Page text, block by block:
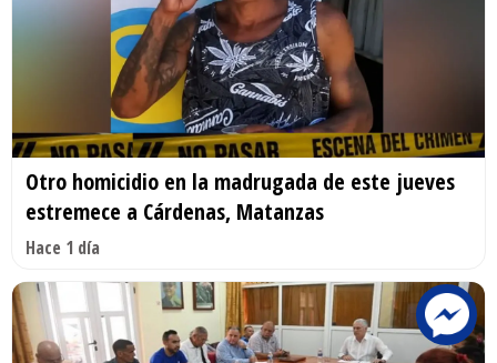
Otro homicidio en la madrugada de este jueves
estremece a Cárdenas, Matanzas
Hace 1 día